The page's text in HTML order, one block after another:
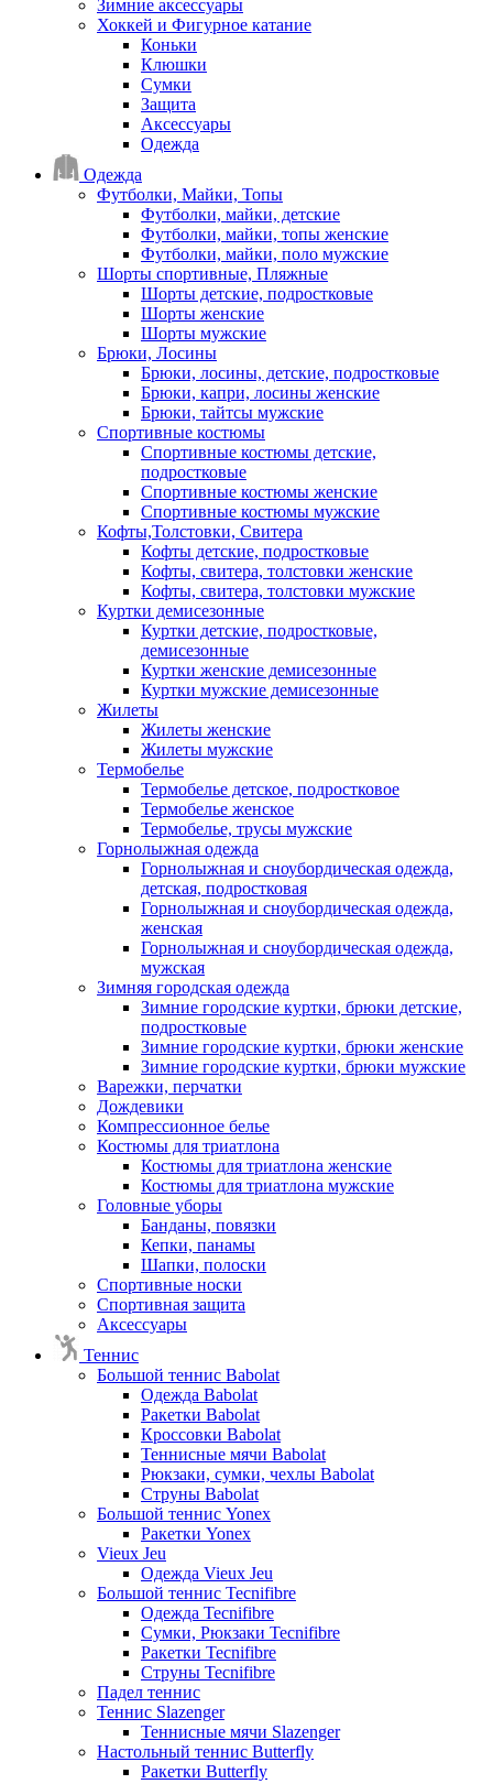
Зимние аксессуары
Хоккей и Фигурное катание
Коньки
Клюшки
Сумки
Защита
Аксессуары
Одежда
Одежда
Футболки, Майки, Топы
Футболки, майки, детские
Футболки, майки, топы женские
Футболки, майки, поло мужские
Шорты спортивные, Пляжные
Шорты детские, подростковые
Шорты женские
Шорты мужские
Брюки, Лосины
Брюки, лосины, детские, подростковые
Брюки, капри, лосины женские
Брюки, тайтсы мужские
Спортивные костюмы
Спортивные костюмы детские,
подростковые
Спортивные костюмы женские
Спортивные костюмы мужские
Кофты,Толстовки, Свитера
Кофты детские, подростковые
Кофты, свитера, толстовки женские
Кофты, свитера, толстовки мужские
Куртки демисезонные
Куртки детские, подростковые,
демисезонные
Куртки женские демисезонные
Куртки мужские демисезонные
Жилеты
Жилеты женские
Жилеты мужские
Термобелье
Термобелье детское, подростковое
Термобелье женское
Термобелье, трусы мужские
Горнолыжная одежда
Горнолыжная и сноубордическая одежда,
детская, подростковая
Горнолыжная и сноубордическая одежда,
женская
Горнолыжная и сноубордическая одежда,
мужская
Зимняя городская одежда
Зимние городские куртки, брюки детские,
подростковые
Зимние городские куртки, брюки женские
Зимние городские куртки, брюки мужские
Варежки, перчатки
Дождевики
Компрессионное белье
Костюмы для триатлона
Костюмы для триатлона женские
Костюмы для триатлона мужские
Головные уборы
Банданы, повязки
Кепки, панамы
Шапки, полоски
Спортивные носки
Спортивная защита
Аксессуары
Теннис
Большой теннис Babolat
Одежда Babolat
Ракетки Babolat
Кроссовки Babolat
Теннисные мячи Babolat
Рюкзаки, сумки, чехлы Babolat
Струны Babolat
Большой теннис Yonex
Ракетки Yonex
Vieux Jeu
Одежда Vieux Jeu
Большой теннис Tecnifibre
Одежда Tecnifibre
Сумки, Рюкзаки Tecnifibre
Ракетки Tecnifibre
Струны Tecnifibre
Падел теннис
Теннис Slazenger
Теннисные мячи Slazenger
Настольный теннис Butterfly
Ракетки Butterfly